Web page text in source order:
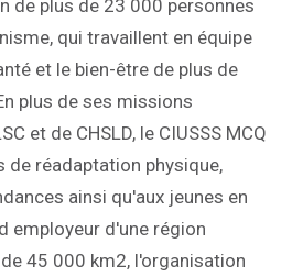
de plus de 23 000 personnes
qui travaillent en équipe
et le bien-être de plus de
plus de ses missions
et de CHSLD, le CIUSSS MCQ
de réadaptation physique,
ainsi qu'aux jeunes en
employeur d'une région
45 000 km2, l'organisation